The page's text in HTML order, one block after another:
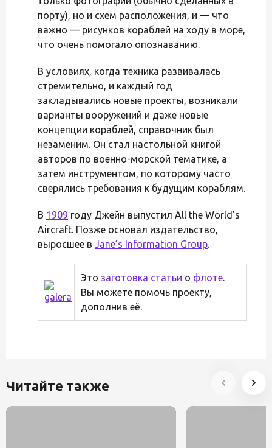
порту), но и схем расположения, и — что
важно — рисунков кораблей на ходу в море,
что очень помогало опознаванию.
В условиях, когда техника развивалась
стремительно, и каждый год
закладывались новые проекты, возникали
варианты вооружений и даже новые
концепции кораблей, справочник был
незаменим. Он стал настольной книгой
авторов по военно-морской тематике, а
затем инструментом, по которому часто
сверялись требования к будущим кораблям.
В 1909 году Джейн выпустил All the World’s
Aircraft. Позже основал издательство,
выросшее в Jane’s Information Group.
Это заготовка статьи о флоте.
Вы можете помочь проекту,
дополнив её.
Читайте также